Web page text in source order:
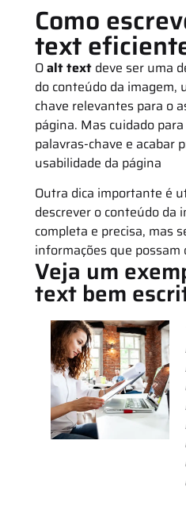
Como
text
Oalt text deve ser uma
do conteúdo da imagem,
chave relevantes para o
página. Mas cuidado
palavras-chave e acabar
usabilidade da página
Outra dica importante é
descrever o conteúdo da
completa e precisa, mas
informações que
Veja um
text bem